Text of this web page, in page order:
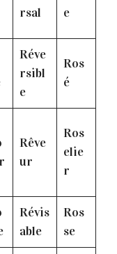
rsal
e
Réve
rsibl
e
Ros
é
Rêve
ur
Ros
elie
r
Révis
able
Ros
se